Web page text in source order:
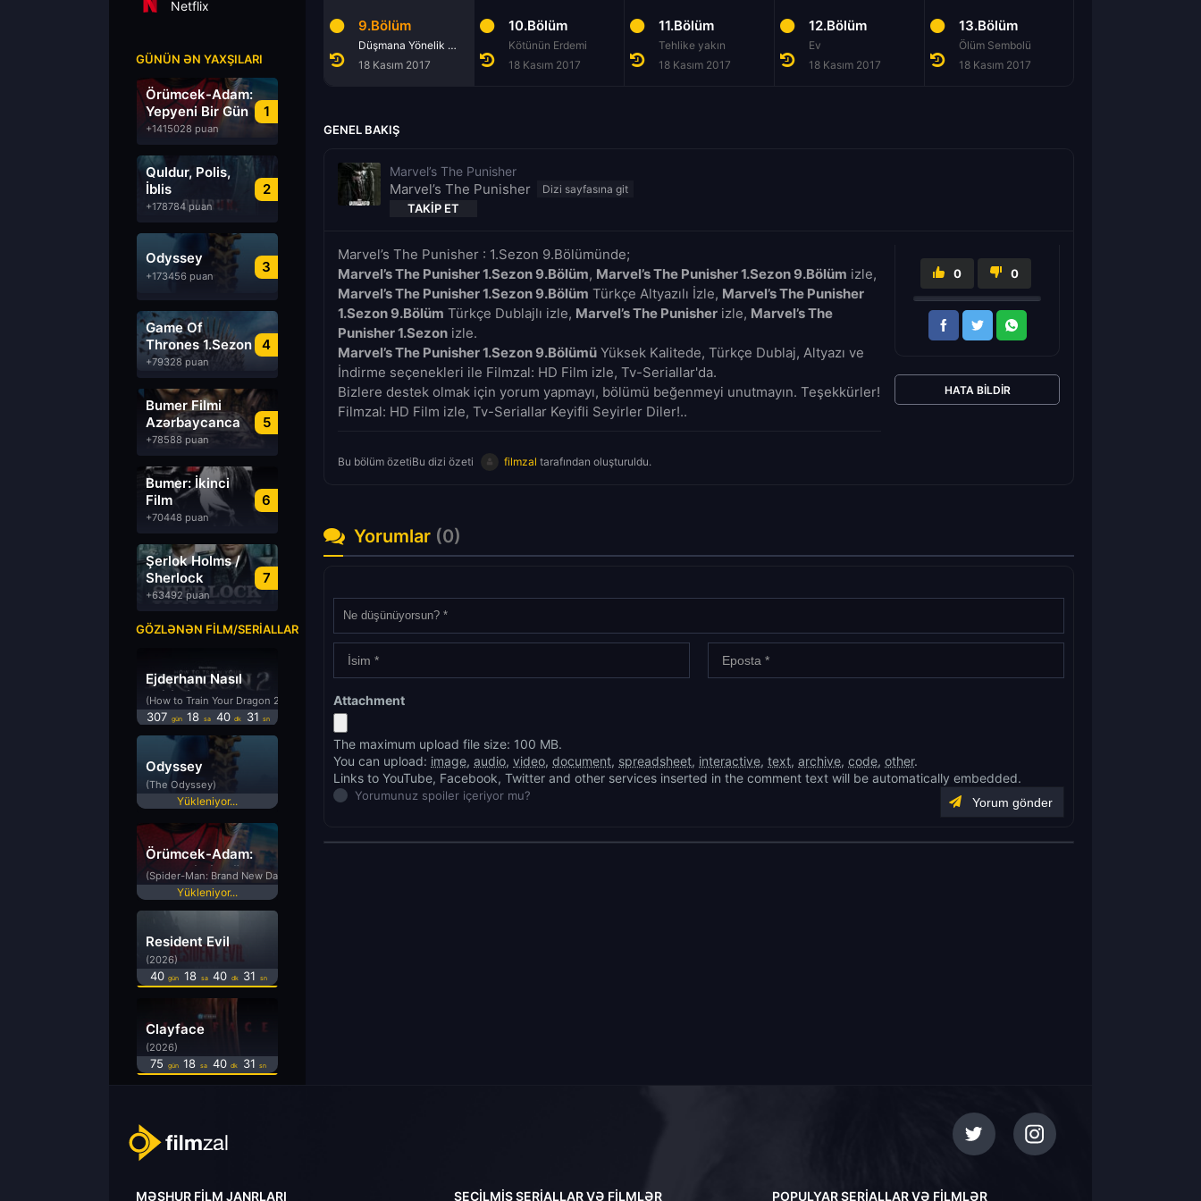
Netflix
GÜNÜN ƏN YAXŞILARI
1
Örümcek-Adam:
Yepyeni Bir Gün
+1415028 puan
2
Quldur, Polis,
İblis
+178784 puan
3
Odyssey
+173456 puan
4
Game Of
Thrones 1.Sezon
Türkçe Dublaj
izle
+79328 puan
5
Bumer Filmi
Azərbaycanca
Dublyaj izle
+78588 puan
6
Bumer: İkinci
Film
Azərbaycanca
Dublyaj izle
+70448 puan
7
Şerlok Holms /
Sherlock
Holmes
+63492 puan
GÖZLƏNƏN FILM/SERIALLAR
Ejderhanı Nasıl
Eğitirsin 2
(How to Train Your Dragon 2)
307 gün 18 sa 40 dk 31 sn
Odyssey
(The Odyssey)
Yükleniyor...
Örümcek-Adam:
Yepyeni Bir Gün
(Spider-Man: Brand New Day)
Yükleniyor...
Resident Evil
(2026)
40 gün 18 sa 40 dk 31 sn
Clayface
(2026)
75 gün 18 sa 40 dk 31 sn
18 Kasım 2017
9.Bölüm
Düşmana Yönelik Cephe
18 Kasım 2017
10.Bölüm
Kötünün Erdemi
18 Kasım 2017
11.Bölüm
Tehlike yakın
18 Kasım 2017
12.Bölüm
Ev
18 Kasım 2017
13.Bölüm
Ölüm Sembolü
18 Kasım 2017
GENEL BAKIŞ
Marvel’s The Punisher
Marvel’s The Punisher
TAKIP ET
Marvel’s The Punisher : 1.Sezon 9.Bölümünde;
Marvel’s The Punisher 1.Sezon 9.Bölüm, Marvel’s The Punisher 1.Sezon 9.Bölüm izle,
Marvel’s The Punisher 1.Sezon 9.Bölüm Türkçe Altyazılı İzle, Marvel’s The Punisher
1.Sezon 9.Bölüm Türkçe Dublajlı izle, Marvel’s The Punisher izle, Marvel’s The
Punisher 1.Sezon izle.
Marvel’s The Punisher 1.Sezon 9.Bölümü Yüksek Kalitede, Türkçe Dublaj, Altyazı ve
İndirme seçenekleri ile Filmzal: HD Film izle, Tv-Seriallar'da.
Bizlere destek olmak için yorum yapmayı, bölümü beğenmeyi unutmayın. Teşekkürler!
Filmzal: HD Film izle, Tv-Seriallar Keyifli Seyirler Diler!..
Bu bölüm özetiBu dizi özeti filmzal tarafından oluşturuldu.
0 0
HATA BILDIR
Yorumlar (0)
Attachment
The maximum upload file size: 100 MB.
You can upload: image, audio, video, document, spreadsheet, interactive, text, archive, code, other.
Links to YouTube, Facebook, Twitter and other services inserted in the comment text will be automatically embedded.
Yorumunuz spoiler içeriyor mu?
MƏŞHUR FILM JANRLARI SEÇILMIŞ SERIALLAR VƏ FILMLƏR POPULYAR SERIALLAR VƏ FILMLƏR